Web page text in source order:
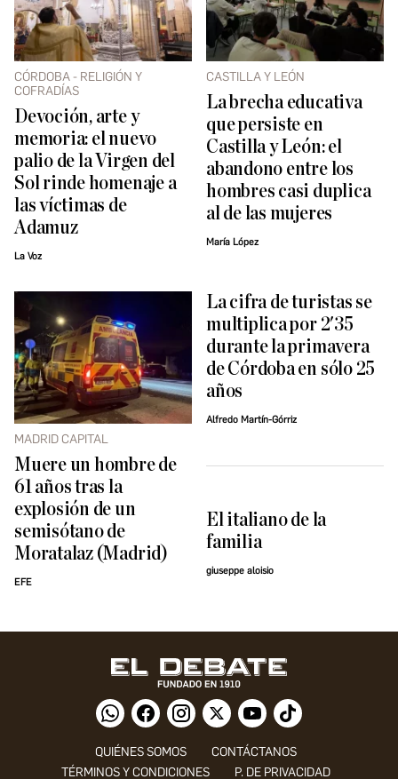
CÓRDOBA - RELIGIÓN Y
COFRADÍAS
Devoción, arte y
memoria: el nuevo
palio de la Virgen del
Sol rinde homenaje a
las víctimas de
Adamuz
La Voz
CASTILLA Y LEÓN
La brecha educativa
que persiste en
Castilla y León: el
abandono entre los
hombres casi duplica
al de las mujeres
María López
MADRID CAPITAL
Muere un hombre de
61 años tras la
explosión de un
semisótano de
Moratalaz (Madrid)
EFE
La cifra de turistas se
multiplica por 2'35
durante la primavera
de Córdoba en sólo 25
años
Alfredo Martín-Górriz
El italiano de la
familia
giuseppe aloisio
QUIÉNES SOMOS
CONTÁCTANOS
TÉRMINOS Y CONDICIONES
P. DE PRIVACIDAD